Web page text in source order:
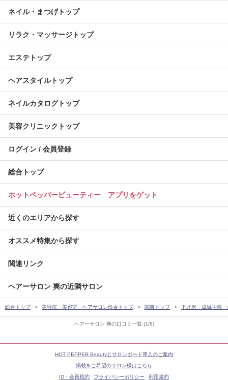
ヘアーサロン 爽の口コミ一覧 (1/6)
ネイル・まつげトップ
リラク・マッサージトップ
エステトップ
ヘアスタイルトップ
ネイルカタログトップ
美容クリニックトップ
ログイン / 会員登録
総合トップ
ホットペッパービューティー アプリをゲット
近くのエリアから探す
オススメ特集から探す
関連リンク
ヘアーサロン 爽の近隣サロン
総合トップ 美容院・美容室・ヘアサロン検索トップ 関東トップ 下北沢・成城学園
HOT PEPPER Beautyとサロンボード導入のご案内
掲載をご希望のサロン様はこちら
ID・会員規約
プライバシーポリシー 利用規約